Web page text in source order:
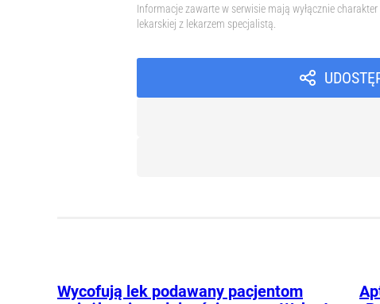
Informacje zawarte w serwisie mają wyłącznie
lekarskiej z lekarzem specjalistą.
Wycofują lek podawany pacjentom